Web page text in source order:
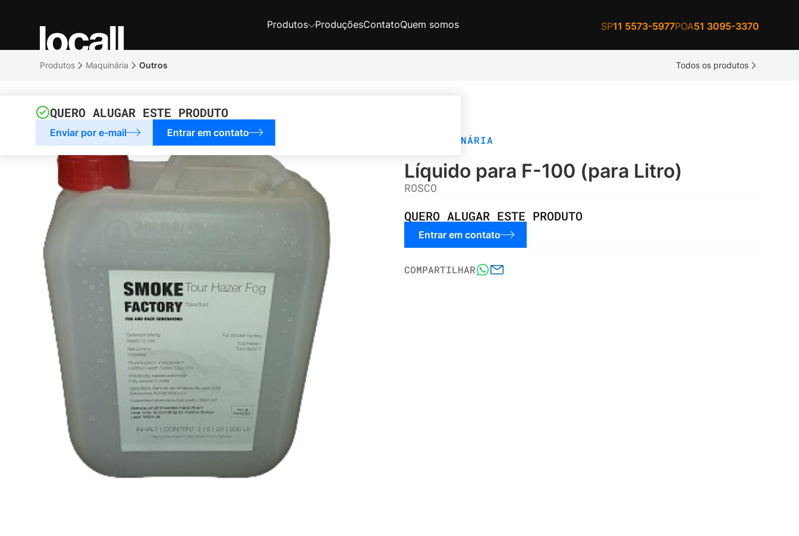
Produtos ProduçõesContatoQuem somos SP11 5573-5977POA51 3095-3370
QUERO ALUGAR ESTE PRODUTO
Enviar por e-mail Entrar em contato
Produtos Maquinária Outros Todos os produtos
MAQUINÁRIA
Líquido para F-100 (para Litro)
ROSCO
QUERO ALUGAR ESTE PRODUTO
Entrar em contato
COMPARTILHAR